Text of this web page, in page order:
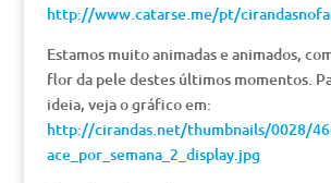
http://www.catarse.me/pt/
Estamos muito animadas e animados,
flor da pele destes últimos momentos.
ideia, veja o gráfico em:
http://cirandas.net/thumbnails/0028/
ace_por_semana_2_display.jpg